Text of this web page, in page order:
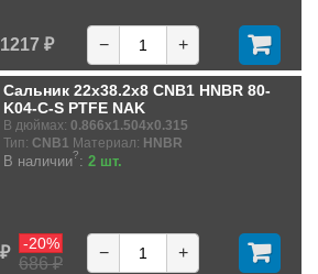
1217 ₽ − +
Сальник 22x38.2x8 CNB1 HNBR 80-
K04-C-S PTFE NAK
В дюймах: 0.866x1.504x0.315
Тип: CNB1 Материал: HNBR
В наличии?: 2 шт.
686 ₽
-20% − +